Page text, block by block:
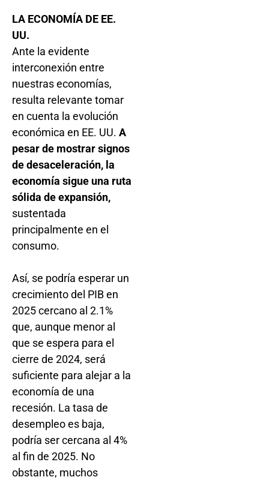
LA ECONOMÍA DE EE.
UU.
Ante la evidente
interconexión entre
nuestras economías,
resulta relevante tomar
en cuenta la evolución
económica en EE. UU. A
pesar de mostrar signos
de desaceleración, la
economía sigue una ruta
sólida de expansión,
sustentada
principalmente en el
consumo.
Así, se podría esperar un
crecimiento del PIB en
2025 cercano al 2.1%
que, aunque menor al
que se espera para el
cierre de 2024, será
suficiente para alejar a la
economía de una
recesión. La tasa de
desempleo es baja,
podría ser cercana al 4%
al fin de 2025. No
obstante, muchos